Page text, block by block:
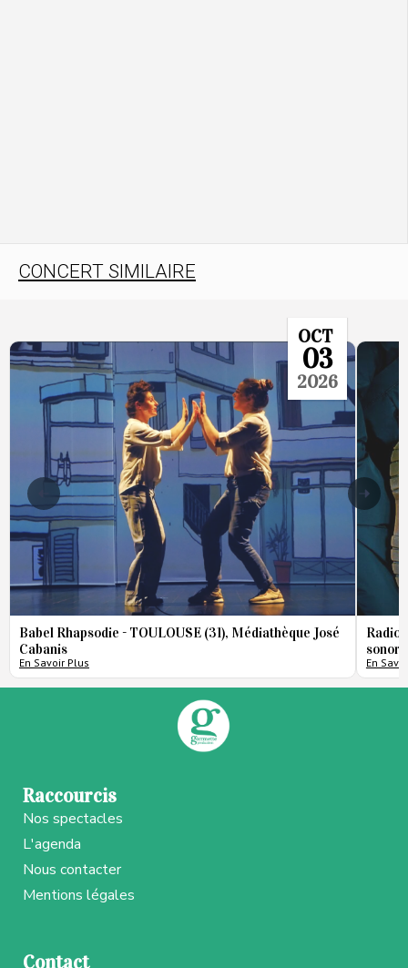
CONCERT SIMILAIRE
OCT
03
2026
Babel Rhapsodie - TOULOUSE (31), Médiathèque José
Cabanis
En Savoir Plus
Radio
En
Raccourcis
Nos spectacles
L'agenda
Nous contacter
Mentions légales
Contact